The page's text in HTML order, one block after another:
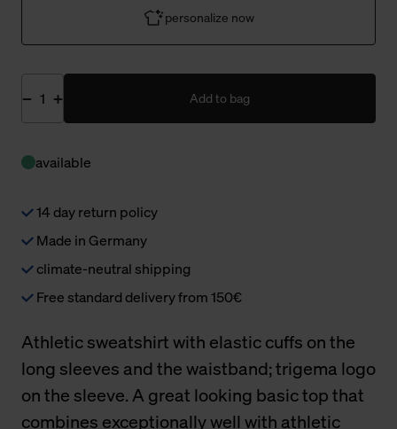
personalize now
Add to bag
available
14 day return policy
Made in Germany
climate-neutral shipping
Free standard delivery from 150€
Athletic sweatshirt with elastic cuffs on the
long sleeves and the waistband; trigema logo
on the sleeve. A great looking basic top that
combines exceptionally well with athletic